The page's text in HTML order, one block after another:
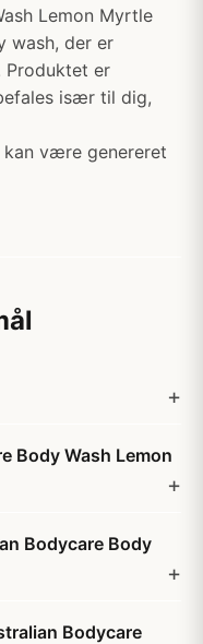
Lemon Myrtle
wash, der er
Produktet er
især til dig,
kan være genereret
Body Wash Lemon
Bodycare Body
Bodycare